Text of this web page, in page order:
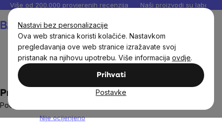
Nastavi bez personalizacije
Ova web stranica koristi kolačiće. Nastavkom
pregledavanja ove web stranice izražavate svoj
pristanak na njihovu upotrebu. Više informacija ovdje.
Prihvati
Postavke
Preskoči
sadržaj
Više od 200.000 provjerenih recenzija Naši proizvodi su
Njega tijela
Protože JSI - Zinková mast SENSITIVE
Podpora velmi citlivé pokožky
Nije ocijenjeno